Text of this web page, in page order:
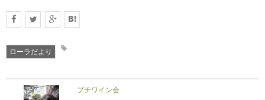
ローラだより
プチワイン会